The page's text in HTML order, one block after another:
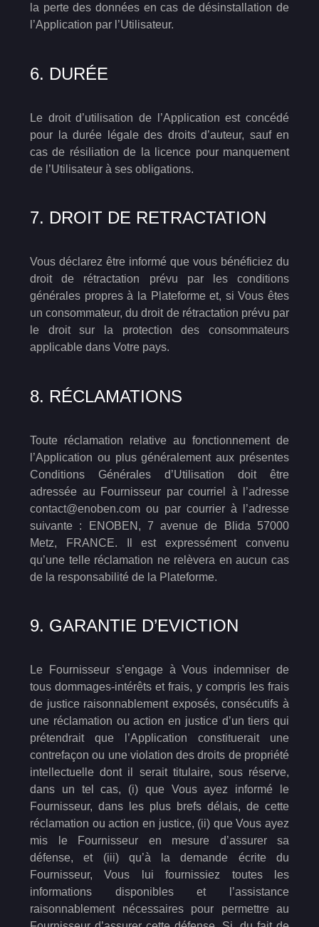
la perte des données en cas de désinstallation de
l’Application par l’Utilisateur.
6. DURÉE
Le droit d’utilisation de l’Application est concédé
pour la durée légale des droits d’auteur, sauf en
cas de résiliation de la licence pour manquement
de l’Utilisateur à ses obligations.
7. DROIT DE RETRACTATION
Vous déclarez être informé que vous bénéficiez du
droit de rétractation prévu par les conditions
générales propres à la Plateforme et, si Vous êtes
un consommateur, du droit de rétractation prévu par
le droit sur la protection des consommateurs
applicable dans Votre pays.
8. RÉCLAMATIONS
Toute réclamation relative au fonctionnement de
l’Application ou plus généralement aux présentes
Conditions Générales d’Utilisation doit être
adressée au Fournisseur par courriel à l’adresse
contact@enoben.com ou par courrier à l’adresse
suivante : ENOBEN, 7 avenue de Blida 57000
Metz, FRANCE. Il est expressément convenu
qu’une telle réclamation ne relèvera en aucun cas
de la responsabilité de la Plateforme.
9. GARANTIE D’EVICTION
Le Fournisseur s’engage à Vous indemniser de
tous dommages-intérêts et frais, y compris les frais
de justice raisonnablement exposés, consécutifs à
une réclamation ou action en justice d’un tiers qui
prétendrait que l’Application constituerait une
contrefaçon ou une violation des droits de propriété
intellectuelle dont il serait titulaire, sous réserve,
dans un tel cas, (i) que Vous ayez informé le
Fournisseur, dans les plus brefs délais, de cette
réclamation ou action en justice, (ii) que Vous ayez
mis le Fournisseur en mesure d’assurer sa
défense, et (iii) qu’à la demande écrite du
Fournisseur, Vous lui fournissiez toutes les
informations disponibles et l’assistance
raisonnablement nécessaires pour permettre au